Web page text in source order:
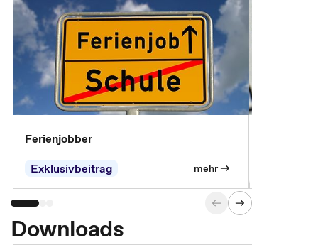
Ferienjobber
Exklusivbeitrag
mehr
Downloads